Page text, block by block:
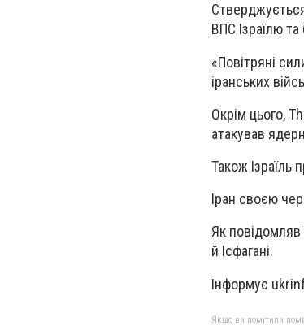
ВПС Ізраїлю
«Повітряні
іранських
Окрім цього,
атакував
Також Ізраїль
Іран своєю
Як повідомляв
й Ісфагані.
Інформує
Якщо ви помітили